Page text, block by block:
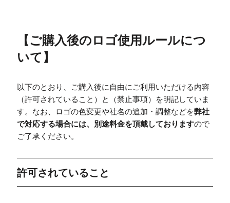
【ご購入後のロゴ使用ルールにつ
いて 】
以下のとおり、ご購入後に自由にご利用いただける内容
（許可されていること）と（禁止事項）を明記していま
す。なお、ロゴの色変更や社名の追加・調整などを弊社
で対応する場合には、別途料金を頂戴しておりますので
ご了承ください。
許可されていること